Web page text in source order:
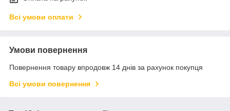
Всі умови оплати
Умови повернення
Повернення товару впродовж 14 днів за рахунок покупця
Всі умови повернення